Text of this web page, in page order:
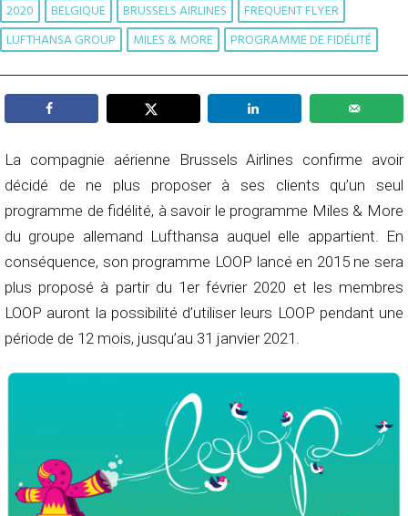
2020 BELGIQUE BRUSSELS AIRLINES
FREQUENT FLYER
LUFTHANSA GROUP
MILES & MORE PROGRAMME DE FIDÉLITÉ
La compagnie aérienne Brussels Airlines confirme avoir
décidé de ne plus proposer à ses clients qu’un seul
programme de fidélité, à savoir le programme Miles & More
du groupe allemand Lufthansa auquel elle appartient. En
conséquence, son programme LOOP lancé en 2015 ne sera
plus proposé à partir du 1er février 2020 et les membres
LOOP auront la possibilité d’utiliser leurs LOOP pendant une
période de 12 mois, jusqu’au 31 janvier 2021.